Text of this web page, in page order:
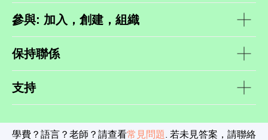
參與: 加入，創建，組織
保持聯係
支持
學費？語言？老師？請查看常見問題
. 若未見答案，請聯絡